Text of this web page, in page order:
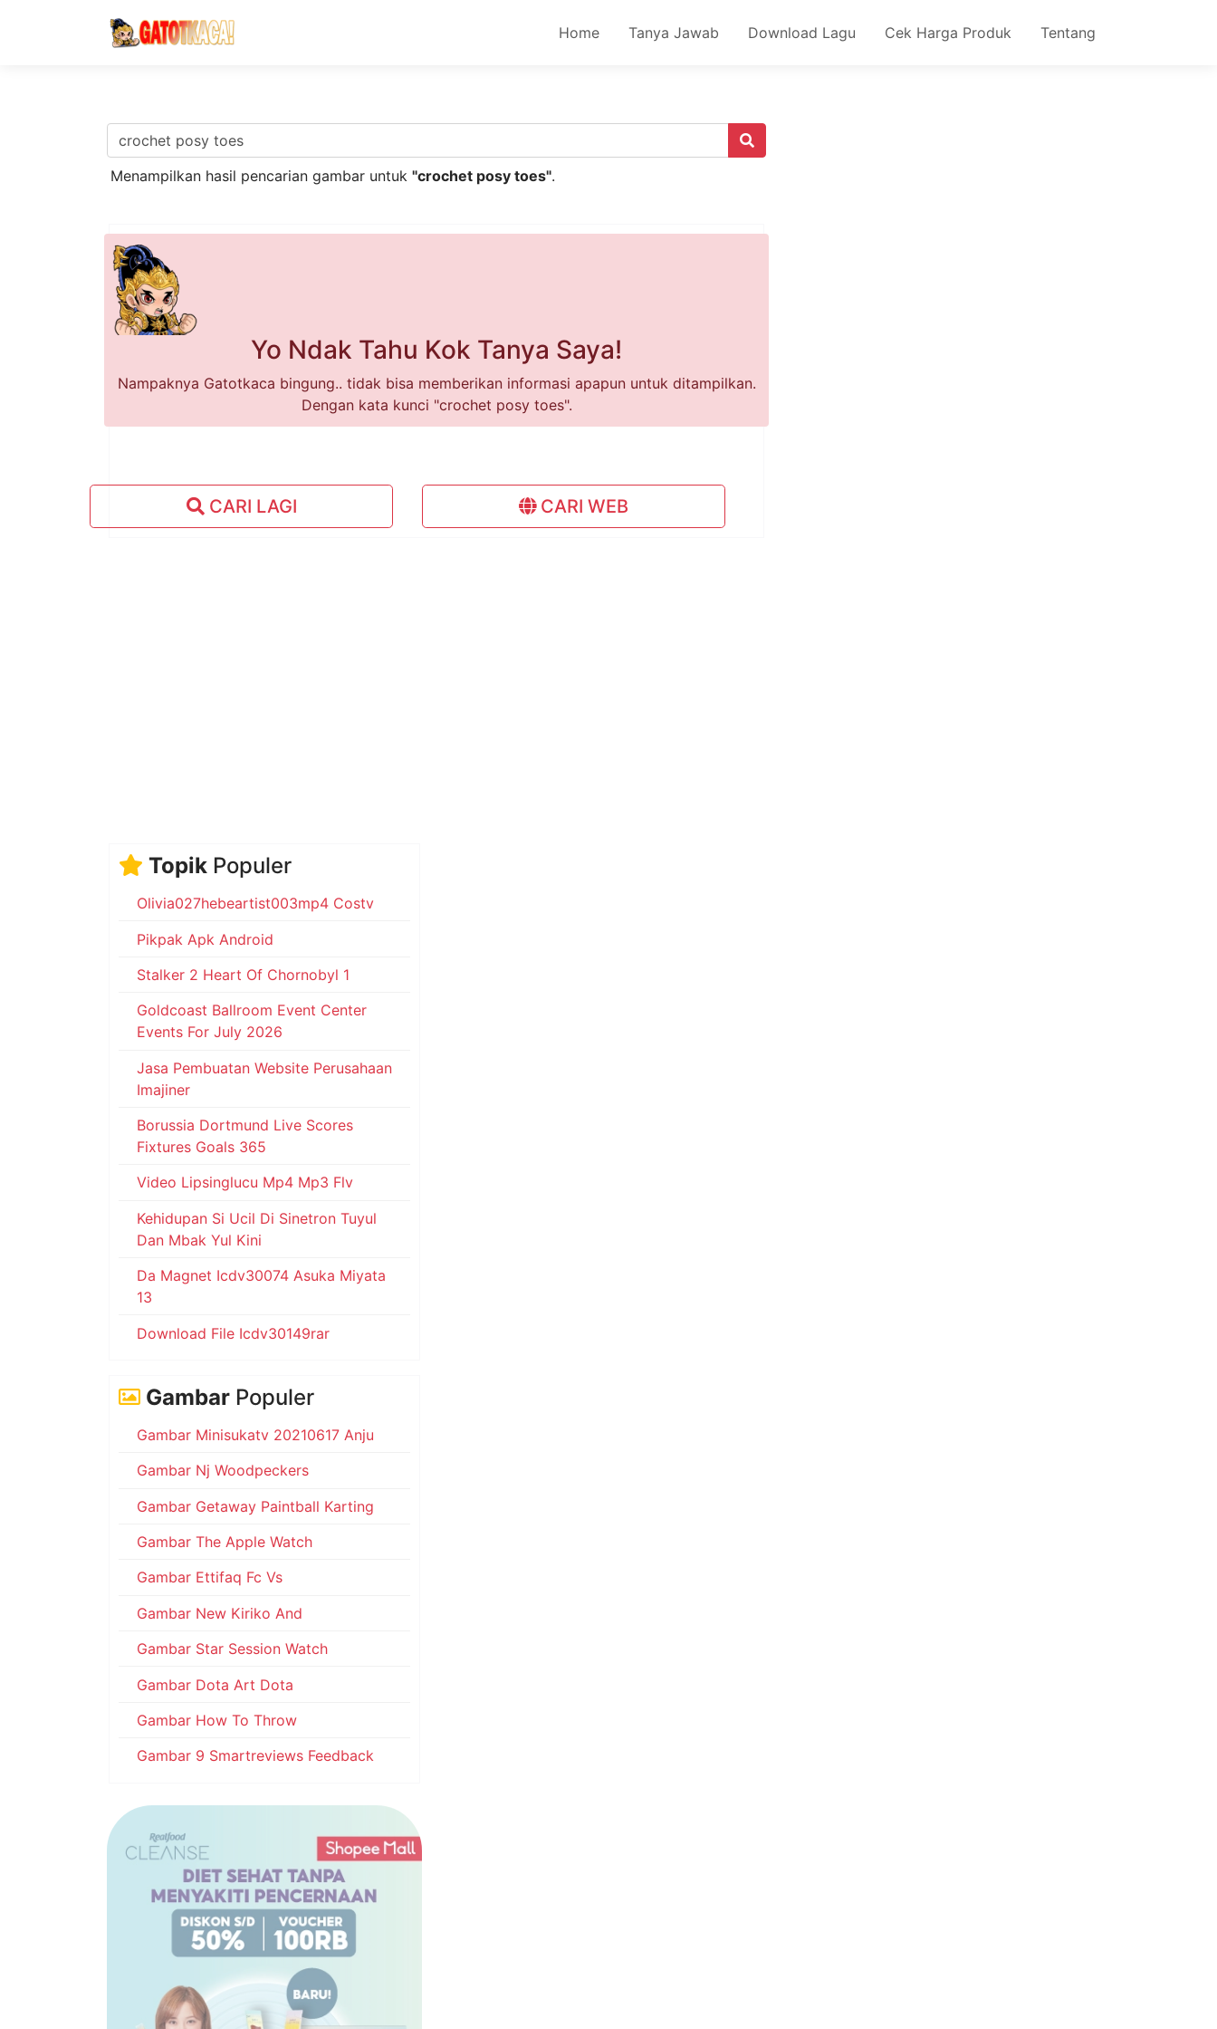
Home Tanya Jawab Download Lagu Cek Harga Produk Tentang
Menampilkan hasil pencarian gambar untuk "crochet posy toes".
Yo Ndak Tahu Kok Tanya Saya!
Nampaknya Gatotkaca bingung.. tidak bisa memberikan informasi apapun untuk ditampilkan.
Dengan kata kunci "crochet posy toes".
CARI LAGI CARI WEB
Topik Populer
Olivia027hebeartist003mp4 Costv
Pikpak Apk Android
Stalker 2 Heart Of Chornobyl 1
Goldcoast Ballroom Event Center
Events For July 2026
Jasa Pembuatan Website Perusahaan
Imajiner
Borussia Dortmund Live Scores
Fixtures Goals 365
Video Lipsinglucu Mp4 Mp3 Flv
Kehidupan Si Ucil Di Sinetron Tuyul
Dan Mbak Yul Kini
Da Magnet Icdv30074 Asuka Miyata
13
Download File Icdv30149rar
Gambar Populer
Gambar Minisukatv 20210617 Anju
Gambar Nj Woodpeckers
Gambar Getaway Paintball Karting
Gambar The Apple Watch
Gambar Ettifaq Fc Vs
Gambar New Kiriko And
Gambar Star Session Watch
Gambar Dota Art Dota
Gambar How To Throw
Gambar 9 Smartreviews Feedback